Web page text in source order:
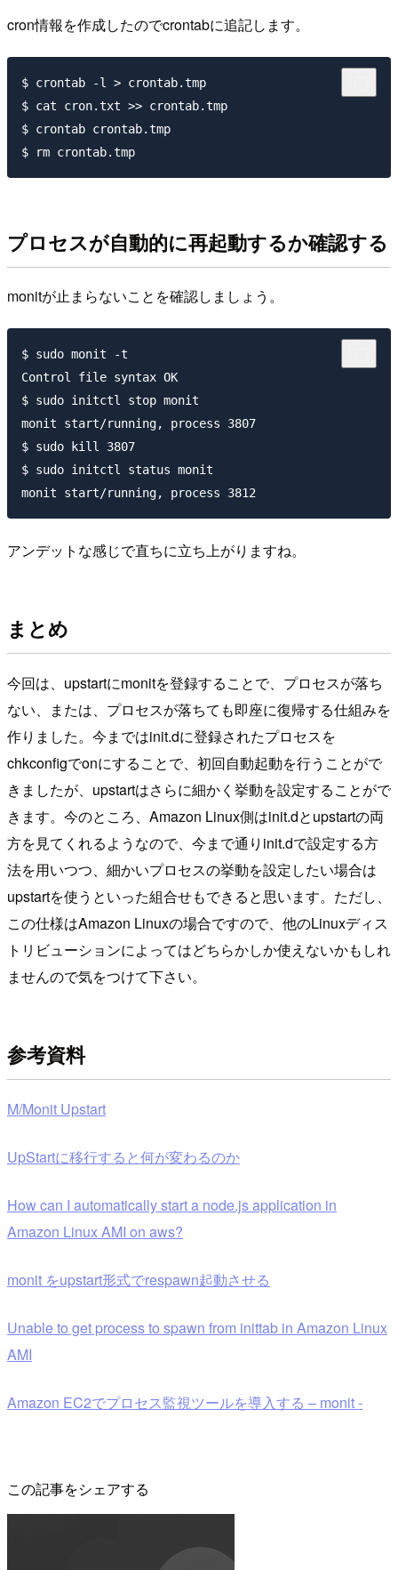
cron情報を作成したのでcrontabに追記します。
$ crontab -l > crontab.tmp
$ cat cron.txt >> crontab.tmp
$ crontab crontab.tmp
プロセスが自動的に再起動するか確認する
monitが止まらないことを確認しましょう。
$ sudo monit -t
Control file syntax OK
$ sudo initctl stop monit
monit start/running, process 3807
$ sudo kill 3807
$ sudo initctl status monit
アンデットな感じで直ちに立ち上がりますね。
まとめ
今回は、upstartにmonitを登録することで、プロセスが落ち
ない、または、プロセスが落ちても即座に復帰する仕組みを
作りました。今まではinit.dに登録されたプロセスを
chkconfigでonにすることで、初回自動起動を行うことがで
きましたが、upstartはさらに細かく挙動を設定することがで
きます。今のところ、Amazon Linux側はinit.dとupstartの両
方を見てくれるようなので、今まで通りinit.dで設定する方
法を用いつつ、細かいプロセスの挙動を設定したい場合は
upstartを使うといった組合せもできると思います。ただし、
この仕様はAmazon Linuxの場合ですので、他のLinuxディス
トリビューションによってはどちらかしか使えないかもしれ
ませんので気をつけて下さい。
参考資料
M/Monit Upstart
UpStartに移行すると何が変わるのか
How can I automatically start a node.js application in
Amazon Linux AMI on aws?
monit をupstart形式でrespawn起動させる
Unable to get process to spawn from inittab in Amazon Linux
AMI
Amazon EC2でプロセス監視ツールを導入する – monit -
この記事をシェアする